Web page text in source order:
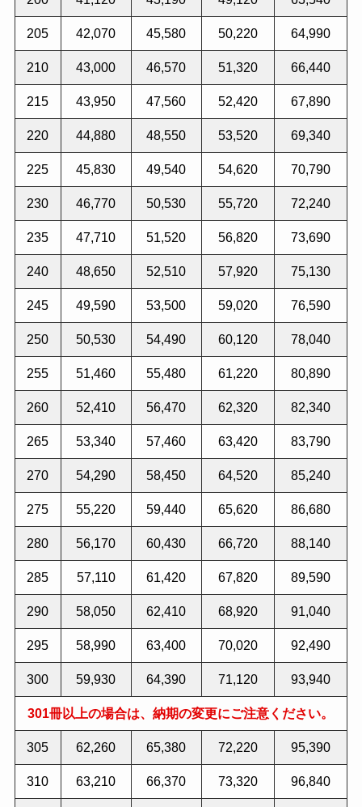
205 42,070 45,580 50,220 64,990
210 43,000 46,570 51,320 66,440
215 43,950 47,560 52,420 67,890
220 44,880 48,550 53,520 69,340
225 45,830 49,540 54,620 70,790
230 46,770 50,530 55,720 72,240
235 47,710 51,520 56,820 73,690
240 48,650 52,510 57,920 75,130
245 49,590 53,500 59,020 76,590
250 50,530 54,490 60,120 78,040
255 51,460 55,480 61,220 80,890
260 52,410 56,470 62,320 82,340
265 53,340 57,460 63,420 83,790
270 54,290 58,450 64,520 85,240
275 55,220 59,440 65,620 86,680
280 56,170 60,430 66,720 88,140
285 57,110 61,420 67,820 89,590
290 58,050 62,410 68,920 91,040
295 58,990 63,400 70,020 92,490
300 59,930 64,390 71,120 93,940
301冊以上の場合は、納期の変更にご注意ください。
305 62,260 65,380 72,220 95,390
310 63,210 66,370 73,320 96,840